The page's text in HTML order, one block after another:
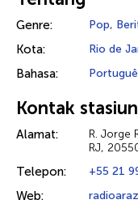
Genre: Pop,
Kota: Rio de
Bahasa:
Kontak stasiun
Alamat:
R. Jorge
RJ,
Telepon: +55 21
Web: